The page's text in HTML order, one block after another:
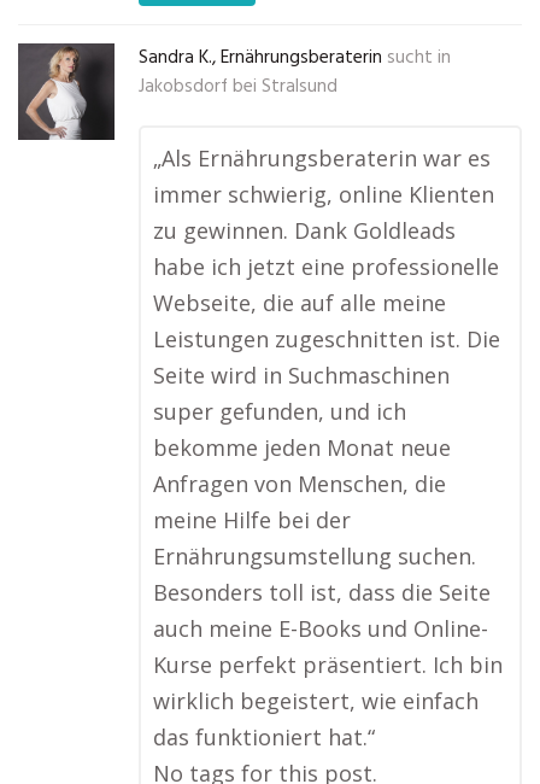
Sandra K., Ernährungsberaterin sucht in
Jakobsdorf bei Stralsund
„Als Ernährungsberaterin war es
immer schwierig, online Klienten
zu gewinnen. Dank Goldleads
habe ich jetzt eine professionelle
Webseite, die auf alle meine
Leistungen zugeschnitten ist. Die
Seite wird in Suchmaschinen
super gefunden, und ich
bekomme jeden Monat neue
Anfragen von Menschen, die
meine Hilfe bei der
Ernährungsumstellung suchen.
Besonders toll ist, dass die Seite
auch meine E-Books und Online-
Kurse perfekt präsentiert. Ich bin
wirklich begeistert, wie einfach
das funktioniert hat.“
No tags for this post.